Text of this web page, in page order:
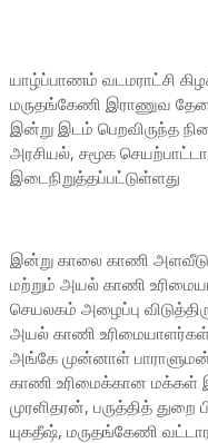
யாழ்ப்பாணம் வடமராட்சி
மருதங்கேணி இராணுவ
இன்று இடம் பெறவிருந்த
அரசியல், சமூக
இடைநிறுத்தப்பட்டுள்ளது
இன்று காலை காணி
மற்றும் அயல் காணி
செயலகம் அழைப்பு
அயல் காணி
அங்கே முன்னாள்
காணி உரிமைக்கான
முரளிதரன், பருத்தித் துறை
யுகதீஷ், மருதங்கேணி